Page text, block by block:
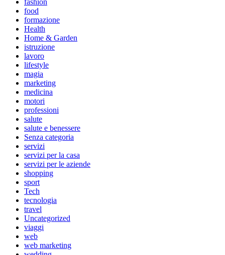
fashion
food
formazione
Health
Home & Garden
istruzione
lavoro
lifestyle
magia
marketing
medicina
motori
professioni
salute
salute e benessere
Senza categoria
servizi
servizi per la casa
servizi per le aziende
shopping
sport
Tech
tecnologia
travel
Uncategorized
viaggi
web
web marketing